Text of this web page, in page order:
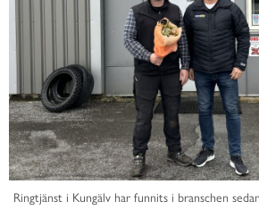
Ringtjänst i Kungälv har funnits i branschen